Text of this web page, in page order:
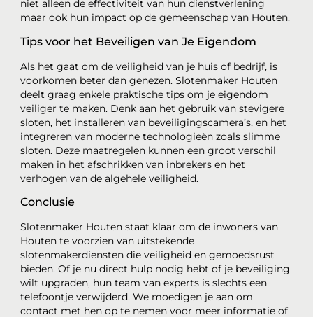
niet alleen de effectiviteit van hun dienstverlening
maar ook hun impact op de gemeenschap van Houten.
Tips voor het Beveiligen van Je Eigendom
Als het gaat om de veiligheid van je huis of bedrijf, is
voorkomen beter dan genezen. Slotenmaker Houten
deelt graag enkele praktische tips om je eigendom
veiliger te maken. Denk aan het gebruik van stevigere
sloten, het installeren van beveiligingscamera’s, en het
integreren van moderne technologieën zoals slimme
sloten. Deze maatregelen kunnen een groot verschil
maken in het afschrikken van inbrekers en het
verhogen van de algehele veiligheid.
Conclusie
Slotenmaker Houten staat klaar om de inwoners van
Houten te voorzien van uitstekende
slotenmakerdiensten die veiligheid en gemoedsrust
bieden. Of je nu direct hulp nodig hebt of je beveiliging
wilt upgraden, hun team van experts is slechts een
telefoontje verwijderd. We moedigen je aan om
contact met hen op te nemen voor meer informatie of